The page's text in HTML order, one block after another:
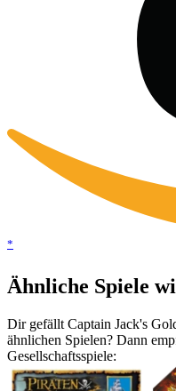
*
Ähnliche Spiele
Dir gefällt Captain Jack's
ähnlichen Spielen? Dann
Gesellschaftsspiele: